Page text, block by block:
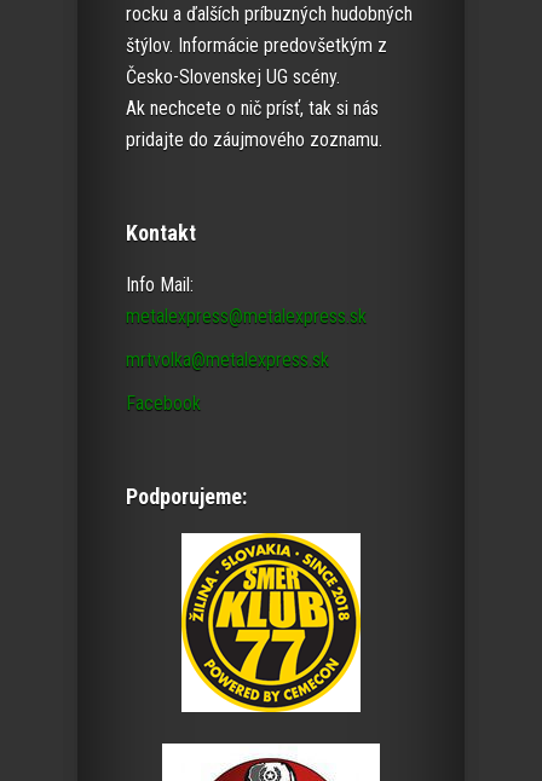
rocku a ďalších príbuzných hudobných
štýlov. Informácie predovšetkým z
Česko-Slovenskej UG scény.
Ak nechcete o nič prísť, tak si nás
pridajte do záujmového zoznamu.
Kontakt
Info Mail:
metalexpress@metalexpress.sk
mrtvolka@metalexpress.sk
Facebook
Podporujeme: